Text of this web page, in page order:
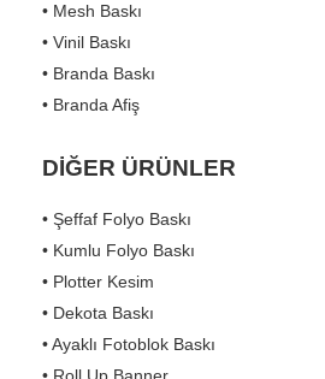
• Mesh Baskı
• Vinil Baskı
• Branda Baskı
• Branda Afiş
DİĞER ÜRÜNLER
• Şeffaf Folyo Baskı
• Kumlu Folyo Baskı
• Plotter Kesim
• Dekota Baskı
• Ayaklı Fotoblok Baskı